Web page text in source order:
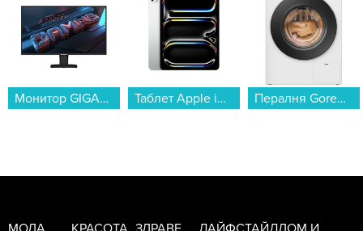
Таблет Apple iPad Pro 13" Cell 256GB Silver me7x4 , 12 GB, 256 GB... Пералня Gorenje WG474A21 , 1400 об./мин., 7.00 kg, A , Бял... Вертикална прахосмукачка Rowenta RH99G1WO...